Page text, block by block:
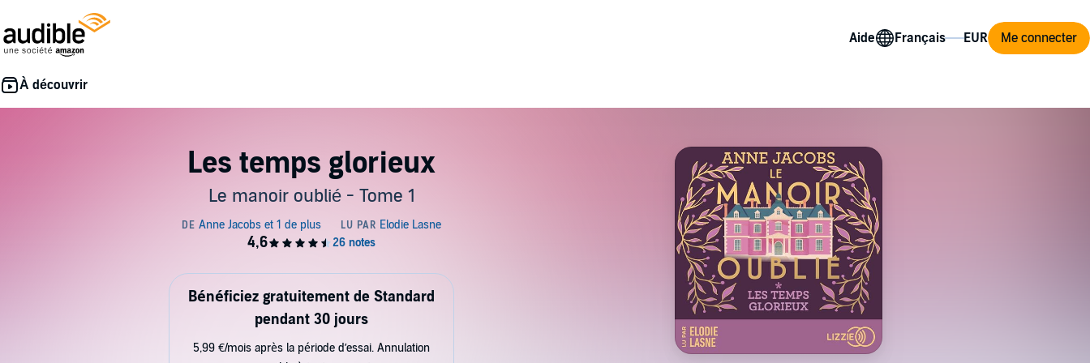
Aide Me connecter
Les temps glorieux
Le manoir oublié - Tome 1
Bénéficiez gratuitement de Standard
pendant 30 jours
5,99 €/mois après la période d’essai. Annulation